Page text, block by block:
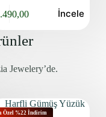
İncele
Jewelery’de.
Özel %22 İndirim